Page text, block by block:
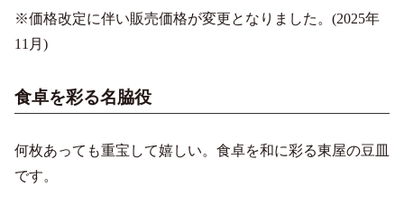
※価格改定に伴い販売価格が変更となりました。(2025年
11月)
食卓を彩る名脇役
何枚あっても重宝して嬉しい。食卓を和に彩る東屋の豆皿
です。